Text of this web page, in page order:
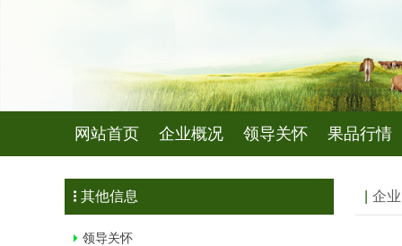
网站首页 企业概况 领导关怀 果品行情
其他信息
领导关怀
企